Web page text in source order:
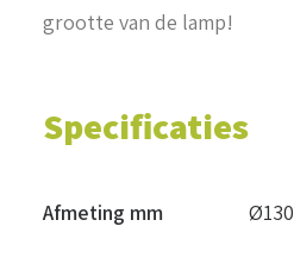
grootte van de lamp!
Specificaties
Afmeting mm Ø130